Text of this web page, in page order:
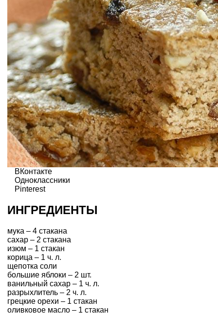
ВКонтакте
Одноклассники
Pinterest
ИНГРЕДИЕНТЫ
мука – 4 стакана
сахар – 2 стакана
изюм – 1 стакан
корица – 1 ч. л.
щепотка соли
большие яблоки – 2 шт.
ванильный сахар – 1 ч. л.
разрыхлитель – 2 ч. л.
грецкие орехи – 1 стакан
оливковое масло – 1 стакан